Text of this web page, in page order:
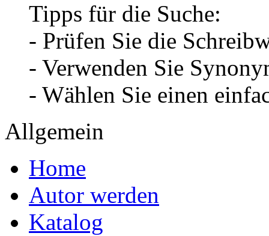
Tipps für die Suche:
- Prüfen Sie die
- Verwenden Sie
- Wählen Sie einen
Allgemein
Home
Autor werden
Katalog